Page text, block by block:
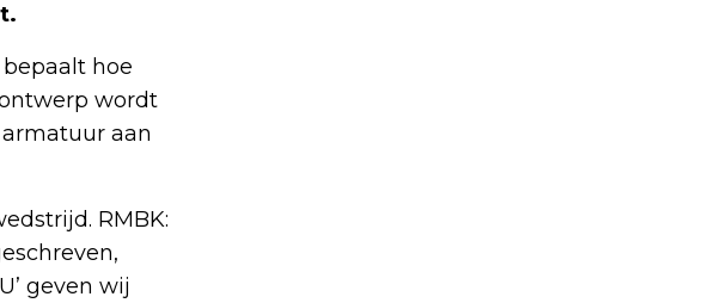
hoe
wordt
aan
RMBK:
geven wij